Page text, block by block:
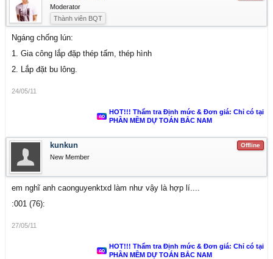
Moderator
Thành viên BQT
Ngáng chống lún:
1. Gia công lắp đặp thép tấm, thép hình
2. Lắp đặt bu lông.
24/05/11
HOT!!! Thẩm tra Định mức & Đơn giá: Chỉ có tại
PHẦN MỀM DỰ TOÁN BẮC NAM
Offline
kunkun
New Member
em nghĩ anh caonguyenktxd làm như vậy là hợp lí....
:001 (76):
27/05/11
HOT!!! Thẩm tra Định mức & Đơn giá: Chỉ có tại
PHẦN MỀM DỰ TOÁN BẮC NAM